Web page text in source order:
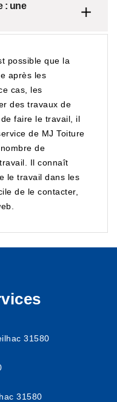
: une
possible que la
après les
cas, les
des travaux de
faire le travail, il
de MJ Toiture
de
Il connaît
le travail dans les
de le contacter,
31580
31580